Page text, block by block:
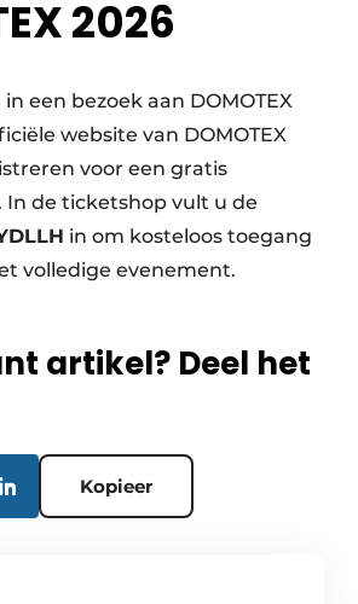
2026
een bezoek aan DOMOTEX
website van DOMOTEX
voor een gratis
de ticketshop vult u de
in om kosteloos toegang
volledige evenement.
artikel? Deel het
Kopieer